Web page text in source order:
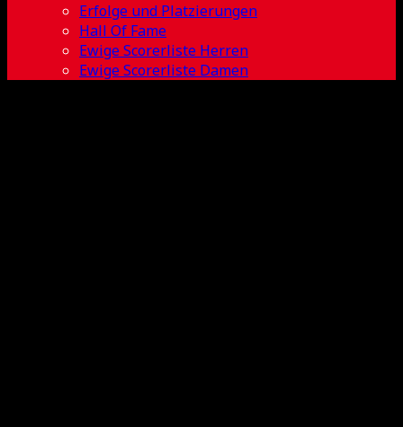
Erfolge und Platzierungen
Hall Of Fame
Ewige Scorerliste Herren
Ewige Scorerliste Damen